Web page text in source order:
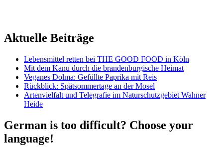
Aktuelle Beiträge
Lebensmittel retten bei THE GOOD FOOD in Köln
Mit dem Kanu durch die brandenburgische Heimat
Veganes Dolma: Gefüllte Paprika mit Reis
Rückblick: Spätsommertage an der Mosel
Artenvielfalt und Telegrafie im Naturschutzgebiet Wahner
Heide
German is too difficult? Choose your
language!